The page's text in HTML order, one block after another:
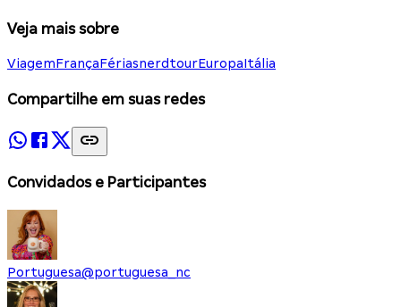
Veja mais sobre
ViagemFrançaFériasnerdtourEuropaItália
Compartilhe em suas redes
Convidados e Participantes
Portuguesa@portuguesa_nc